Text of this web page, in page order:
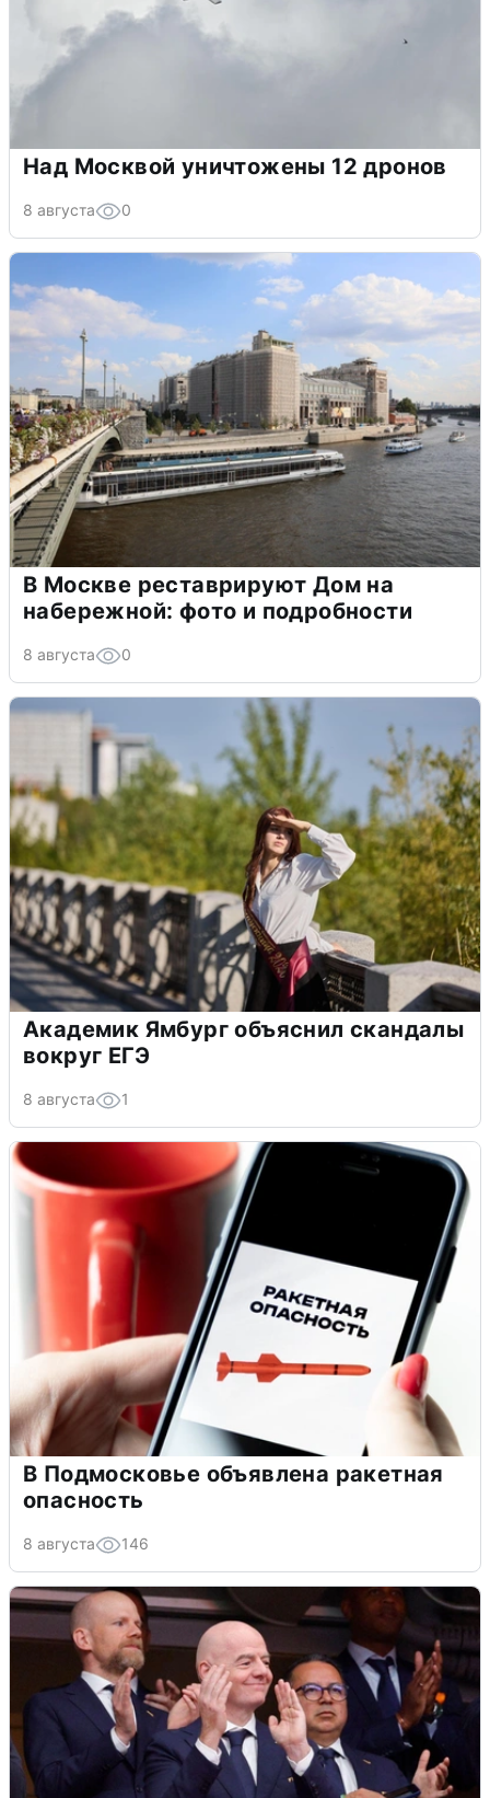
Над Москвой уничтожены 12 дронов
8 августа 0
В Москве реставрируют Дом на
набережной: фото и подробности
8 августа 0
Академик Ямбург объяснил скандалы
вокруг ЕГЭ
8 августа 1
В Подмосковье объявлена ракетная
опасность
8 августа 146